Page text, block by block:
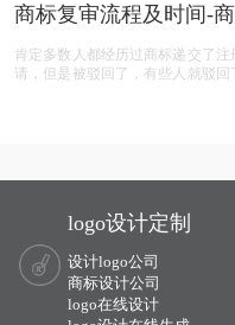
商标复审流程及时间-
肯定多数人都经历过商标递交了注
请，但是被驳回了，有些人就驳回
logo设计定制
设计logo公司
商标设计公司
logo在线设计